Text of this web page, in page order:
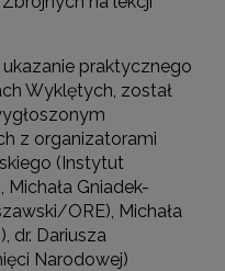
praktycznego
Wyklętych, został
z organizatorami
(Instytut
Gniadek-
ORE), Michała
dr. Dariusza
Narodowej)